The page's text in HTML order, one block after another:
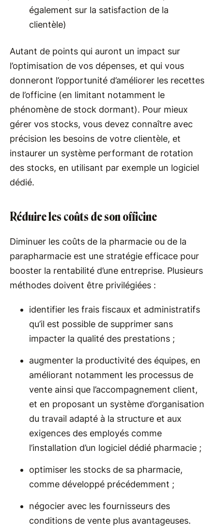
également sur la satisfaction de la
clientèle)
Autant de points qui auront un impact sur
l’optimisation de vos dépenses, et qui vous
donneront l’opportunité d’améliorer les recettes
de l’officine (en limitant notamment le
phénomène de stock dormant). Pour mieux
gérer vos stocks, vous devez connaître avec
précision les besoins de votre clientèle, et
instaurer un système performant de rotation
des stocks, en utilisant par exemple un logiciel
dédié.
Réduire les coûts de son officine
Diminuer les coûts de la pharmacie ou de la
parapharmacie est une stratégie efficace pour
booster la rentabilité d’une entreprise. Plusieurs
méthodes doivent être privilégiées :
identifier les frais fiscaux et administratifs
qu’il est possible de supprimer sans
impacter la qualité des prestations ;
augmenter la productivité des équipes, en
améliorant notamment les processus de
vente ainsi que l’accompagnement client,
et en proposant un système d’organisation
du travail adapté à la structure et aux
exigences des employés comme
l’installation d’un logiciel dédié pharmacie ;
optimiser les stocks de sa pharmacie,
comme développé précédemment ;
négocier avec les fournisseurs des
conditions de vente plus avantageuses.